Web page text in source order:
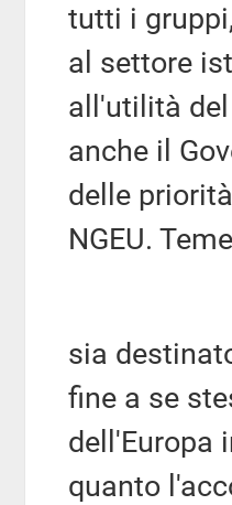
tutti i
al settore
all'utilità
anche il
delle
NGEU.
sia
fine a se
dell'Europa
quanto